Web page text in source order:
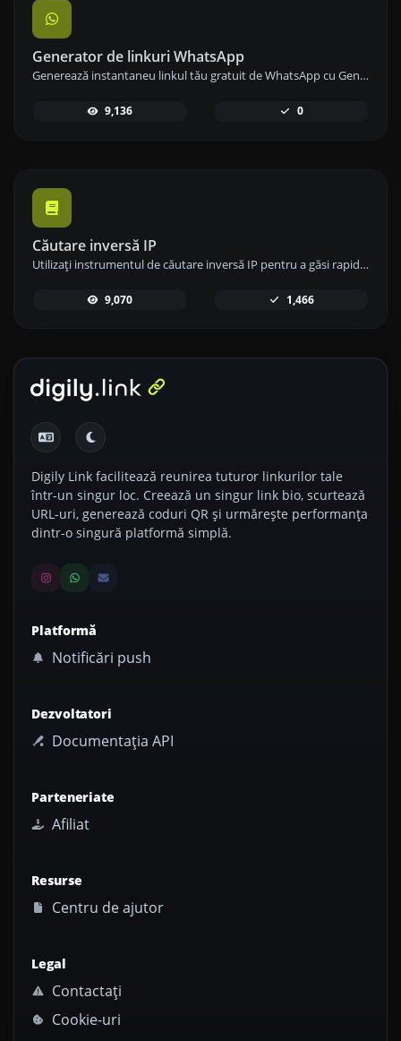
Generator de linkuri WhatsApp
Generează instantaneu linkul tău gratuit de WhatsApp cu Generatorul nostru de Linkuri WhatsApp. Adaugă un mesaj personalizat și începe conversațiile cu un singur clic – fără autentificare sau codare necesară.
9,136 0
Căutare inversă IP
Utilizați instrumentul de căutare inversă IP pentru a găsi rapid și ușor domeniul sau gazda asociată cu orice adresă IP.
9,070 1,466
Digily Link facilitează reunirea tuturor linkurilor tale
într-un singur loc. Creează un singur link bio, scurtează
URL-uri, generează coduri QR și urmărește performanța
dintr-o singură platformă simplă.
Platformă
Notificări push
Dezvoltatori
Documentația API
Parteneriate
Afiliat
Resurse
Centru de ajutor
Legal
Contactați
Cookie-uri